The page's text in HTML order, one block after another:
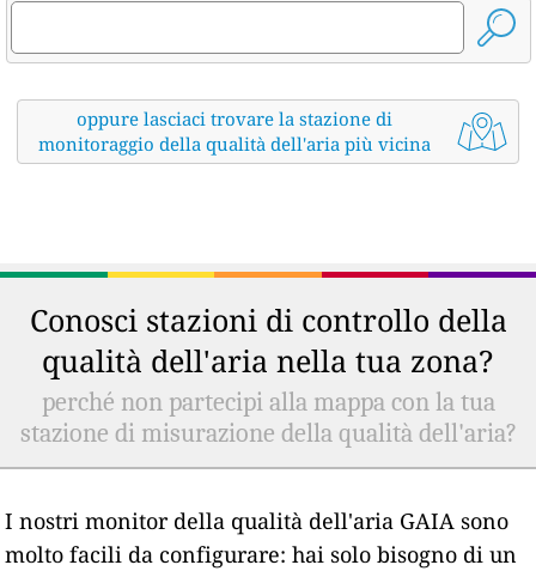
oppure lasciaci trovare la stazione di
monitoraggio della qualità dell'aria più vicina
Conosci stazioni di controllo della
qualità dell'aria nella tua zona?
perché non partecipi alla mappa con la tua
stazione di misurazione della qualità dell'aria?
I nostri monitor della qualità dell'aria GAIA sono
molto facili da configurare: hai solo bisogno di un